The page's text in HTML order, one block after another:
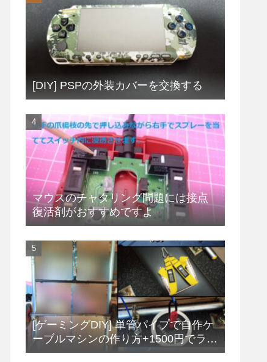
[DIY] PSPの外装カバーを交換する
マウスのチャタリング問題には接点
復活剤がおすすめですよ
[ゲーミングDIY] 単管パイプで自作ケ
ーブルマシンの作り方+1500円でラッ
トプルダウンバーをDIY